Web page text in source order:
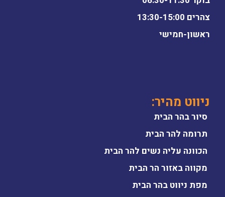
צהרים 13:30-15:00
ראשון-חמישי
ניווט מהיר:
סיור בהר הבית
תרומה להר הבית
הכוונה עליה נשים להר הבית
מקווה באזור הר הבית
מפת ניווט בהר הבית